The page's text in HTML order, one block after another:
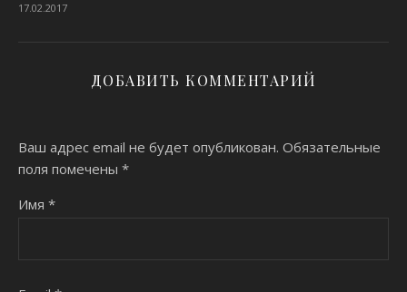
17.02.2017
ДОБАВИТЬ КОММЕНТАРИЙ
Ваш адрес email не будет опубликован. Обязательные
поля помечены *
Имя *